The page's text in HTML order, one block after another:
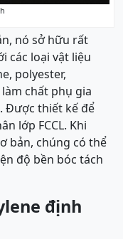
nó sở hữu rất
các loại vật liệu
polyester,
chất phụ gia
Được thiết kế để
lớp FCCL. Khi
bản, chúng có thể
độ bền bóc tách
định